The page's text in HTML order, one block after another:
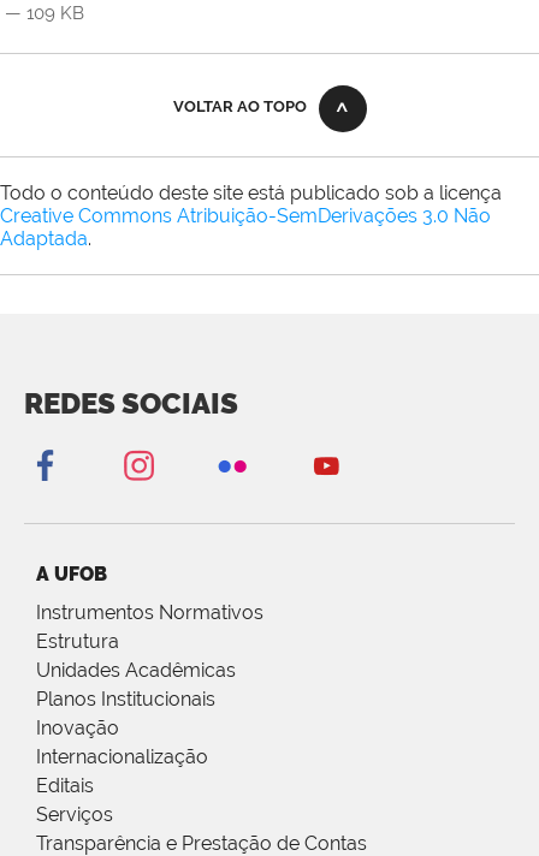
— 109 KB
VOLTAR AO TOPO
Todo o conteúdo deste site está publicado sob a licença
Creative Commons Atribuição-SemDerivações 3.0 Não
Adaptada.
REDES SOCIAIS
A UFOB
Instrumentos Normativos
Estrutura
Unidades Acadêmicas
Planos Institucionais
Inovação
Internacionalização
Editais
Serviços
Transparência e Prestação de Contas